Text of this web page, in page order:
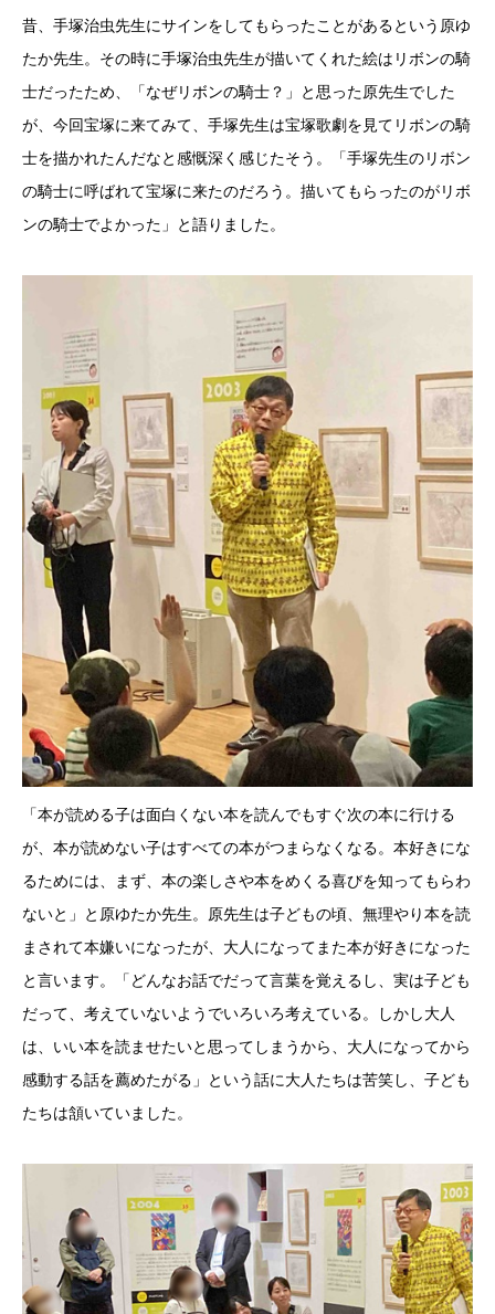
昔、手塚治虫先生にサインをしてもらったことがあるという原ゆ
たか先生。その時に手塚治虫先生が描いてくれた絵はリボンの騎
士だったため、「なぜリボンの騎士？」と思った原先生でした
が、今回宝塚に来てみて、手塚先生は宝塚歌劇を見てリボンの騎
士を描かれたんだなと感慨深く感じたそう。「手塚先生のリボン
の騎士に呼ばれて宝塚に来たのだろう。描いてもらったのがリボ
ンの騎士でよかった」と語りました。
「本が読める子は面白くない本を読んでもすぐ次の本に行ける
が、本が読めない子はすべての本がつまらなくなる。本好きにな
るためには、まず、本の楽しさや本をめくる喜びを知ってもらわ
ないと」と原ゆたか先生。原先生は子どもの頃、無理やり本を読
まされて本嫌いになったが、大人になってまた本が好きになった
と言います。「どんなお話でだって言葉を覚えるし、実は子ども
だって、考えていないようでいろいろ考えている。しかし大人
は、いい本を読ませたいと思ってしまうから、大人になってから
感動する話を薦めたがる」という話に大人たちは苦笑し、子ども
たちは頷いていました。